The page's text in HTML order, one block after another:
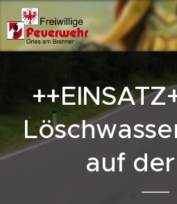
auf